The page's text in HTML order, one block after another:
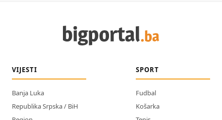
VIJESTI
Banja Luka
Republika Srpska / BiH
SPORT
Fudbal
Košarka